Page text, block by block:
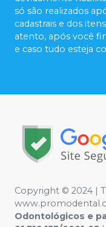
só são realizados
cadastrais e dos
atento, após você
e caso tudo esteja
Copyright © 2024 |
Odontológicos e